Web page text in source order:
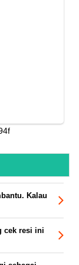
Kalau
cek resi ini